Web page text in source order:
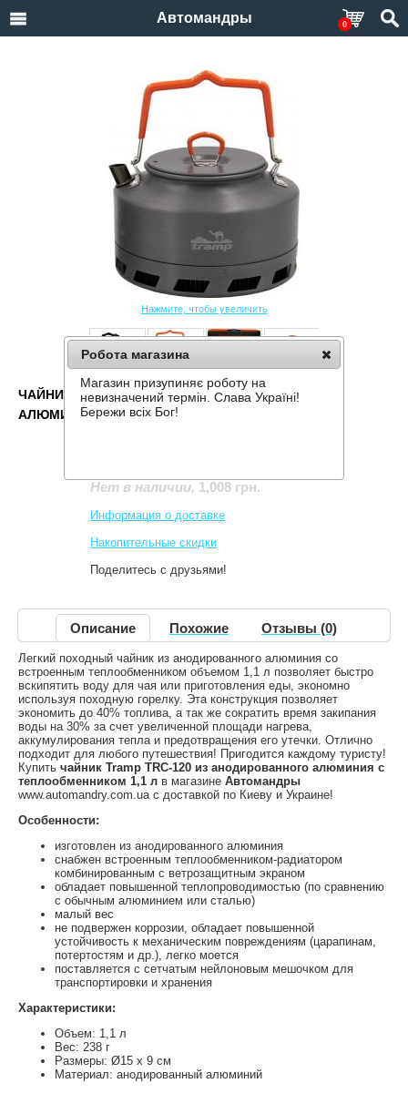
Автомандры 0
Нажмите, чтобы увеличить
ЧАЙНИК TRAMP TRC-120 ИЗ АНОДИРОВАННОГО
АЛЮМИНИЯ С ТЕПЛООБМЕННИКОМ 1,1 Л
Нет в наличии, 1,008 грн.
Информация о доставке
Накопительные скидки
Поделитесь с друзьями!
Описание Похожие Отзывы (0)
Легкий походный чайник из анодированного алюминия со
встроенным теплообменником объемом 1,1 л позволяет быстро
вскипятить воду для чая или приготовления еды, экономно
используя походную горелку. Эта конструкция позволяет
экономить до 40% топлива, а так же сократить время закипания
воды на 30% за счет увеличенной площади нагрева,
аккумулирования тепла и предотвращения его утечки. Отлично
подходит для любого путешествия! Пригодится каждому туристу!
Купить чайник Tramp TRC-120 из анодированного алюминия с
теплообменником 1,1 л в магазине Автомандры
www.automandry.com.ua с доставкой по Киеву и Украине!
Особенности:
изготовлен из анодированного алюминия
снабжен встроенным теплообменником-радиатором
комбинированным с ветрозащитным экраном
обладает повышенной теплопроводимостью (по сравнению
с обычным алюминием или сталью)
малый вес
не подвержен коррозии, обладает повышенной
устойчивость к механическим повреждениям (царапинам,
потертостям и др.), легко моется
поставляется с сетчатым нейлоновым мешочком для
транспортировки и хранения
Характеристики:
Объем: 1,1 л
Вес: 238 г
Размеры: Ø15 х 9 см
Материал: анодированный алюминий
Робота магазина
Магазин призупиняє роботу на
невизначений термін. Слава Україні!
Бережи всіх Бог!